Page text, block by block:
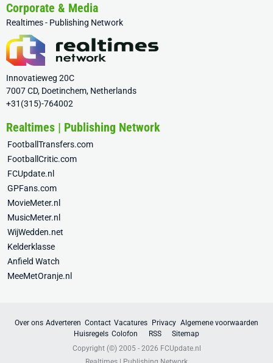
Corporate & Media
Realtimes - Publishing Network
Innovatieweg 20C
7007 CD, Doetinchem, Netherlands
+31(315)-764002
Realtimes | Publishing Network
FootballTransfers.com
FootballCritic.com
FCUpdate.nl
GPFans.com
MovieMeter.nl
MusicMeter.nl
WijWedden.net
Kelderklasse
Anfield Watch
MeeMetOranje.nl
Over ons Adverteren Contact Vacatures Privacy Algemene voorwaarden
Huisregels Colofon RSS
Sitemap
Copyright (©) 2005 - 2026 FCUpdate.nl